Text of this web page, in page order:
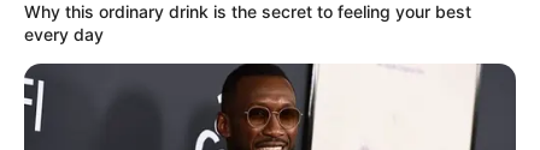
Why this ordinary drink is the secret to feeling your best
every day